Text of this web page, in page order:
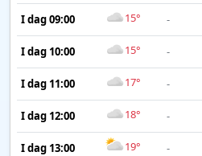
I dag 09:00 15° -
I dag 10:00 15° -
I dag 11:00 17° -
I dag 12:00 18° -
I dag 13:00 19° -